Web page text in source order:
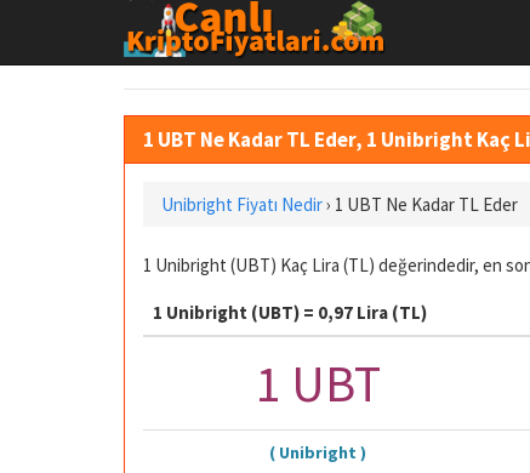
1 UBT Ne Kadar TL Eder, 1 Unibright Kaç
Unibright Fiyatı Nedir› 1 UBT Ne Kadar TL Eder
1 Unibright (UBT) Kaç Lira (TL) değerindedir, en
1 Unibright (UBT) = 0,97 Lira (TL)
1 UBT
( Unibright )